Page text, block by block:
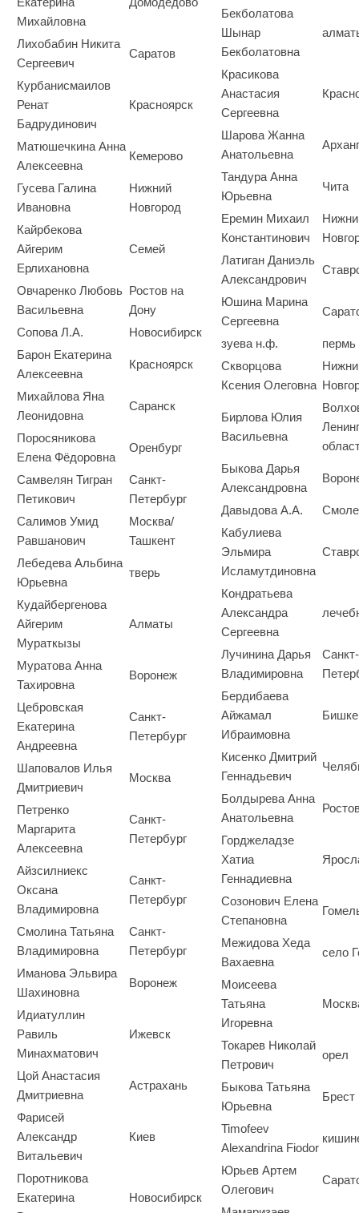
Михайловна
Лихобабин Никита
Сергеевич
Саратов
Курбанисмаилов
Ренат
Бадрудинович
Красноярск
Матюшечкина Анна
Алексеевна
Кемерово
Гусева Галина
Ивановна
Нижний
Новгород
Кайрбекова
Айгерим
Ерлихановна
Семей
Овчаренко Любовь
Васильевна
Ростов на
Дону
Сопова Л.А.
Новосибирск
Барон Екатерина
Алексеевна
Красноярск
Михайлова Яна
Леонидовна
Саранск
Поросяникова
Елена Фёдоровна
Оренбург
Самвелян Тигран
Петикович
Санкт-
Петербург
Салимов Умид
Равшанович
Москва/
Ташкент
Лебедева Альбина
Юрьевна
тверь
Кудайбергенова
Айгерим
Мураткызы
Алматы
Муратова Анна
Тахировна
Воронеж
Цебровская
Екатерина
Андреевна
Cанкт-
Петербург
Шаповалов Илья
Дмитриевич
Москва
Петренко
Маргарита
Алексеевна
Санкт-
Петербург
Айзсилниекс
Оксана
Владимировна
Санкт-
Петербург
Смолина Татьяна
Владимировна
Санкт-
Петербург
Иманова Эльвира
Шахиновна
Воронеж
Идиатуллин
Равиль
Минахматович
Ижевск
Цой Анастасия
Дмитриевна
Астрахань
Фарисей
Александр
Витальевич
Киев
Поротникова
Екатерина
Новосибирск
Бекболатова
Шынар
Бекболатовна
Красикова
Анастасия
Сергеевна
Шарова Жанна
Анатольевна
Тандура Анна
Юрьевна
Чита
Еремин Михаил
Константинович
Латиган Даниэль
Александрович
Юшина Марина
Сергеевна
зуева н.ф.
пермь
Скворцова
Ксения Олеговна
Бирлова Юлия
Васильевна
Быкова Дарья
Александровна
Давыдова А.А.
Кабулиева
Эльмира
Исламутдиновна
Кондратьева
Александра
Сергеевна
Лучинина Дарья
Владимировна
Санкт-
Бердибаева
Айжамал
Ибраимовна
Кисенко Дмитрий
Геннадьевич
Болдырева Анна
Анатольевна
Горджеладзе
Хатиа
Геннадиевна
Созонович Елена
Степановна
Межидова Хеда
Вахаевна
село
Моисеева
Татьяна
Игоревна
Токарев Николай
Петрович
орел
Быкова Татьяна
Юрьевна
Брест
Timofeev
Alexandrina Fiodor
Юрьев Артем
Олегович